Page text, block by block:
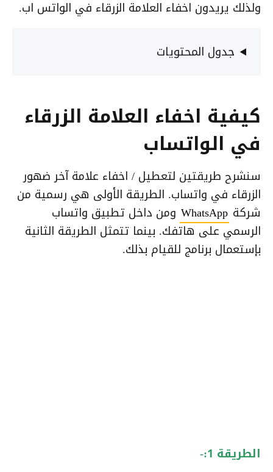
ولذلك يريدون اخفاء العلامة الزرقاء في الواتس اب.
جدول المحتويات
كيفية اخفاء العلامة الزرقاء
في الواتساب
سنشرح طريقتين لتعطيل / اخفاء علامة آخر ضهور
الزرقاء في واتساب. الطريقة الأولى هي رسمية من
شركة WhatsApp ومن داخل تطبيق واتساب
الرسمي على هاتفك. بينما تتمثل الطريقة الثانية
بإستعمال برنامج للقيام بذلك.
الطريقة 1:-